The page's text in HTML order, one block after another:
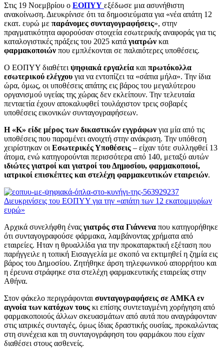
Στις 19 Νοεμβρίου ο ΕΟΠΥΥ εξέδωσε μια ασυνήθιστη
ανακοίνωση. Διευκρίνισε ότι τα δημοσιεύματα για «νέα απάτη 12
εκατ. ευρώ με παράνομες συνταγογραφήσεις», στην
πραγματικότητα αφορούσαν στοιχεία εσωτερικής αναφοράς για τις
καταλογιστικές πράξεις του 2025 κατά γιατρών και
φαρμακοποιών που εμπλέκονται σε παλαιότερες υποθέσεις.
Ο ΕΟΠΥΥ διαθέτει ψηφιακά εργαλεία και πρωτόκολλα
εσωτερικού ελέγχου για να εντοπίζει τα «σάπια μήλα». Την ίδια
ώρα, όμως, οι υποθέσεις απάτης εις βάρος του μεγαλύτερου
οργανισμού υγείας της χώρας δεν εκλείπουν. Την τελευταία
πενταετία έχουν αποκαλυφθεί τουλάχιστον τρεις σοβαρές
υποθέσεις εικονικών συνταγογραφήσεων.
Η «Κ» είδε μέρος των δικαστικών εγγράφων για μία από τις
υποθέσεις που παραμένει ανοιχτή στην ανάκριση. Την υπόθεση
χειρίστηκαν οι Εσωτερικές Υποθέσεις – είχαν τότε συλληφθεί 13
άτομα, ενώ κατηγορούνται περισσότερα από 140, μεταξύ αυτών
ιδιώτες γιατροί και γιατροί του Δημοσίου, φαρμακοποιοί,
ιατρικοί επισκέπτες και στελέχη φαρμακευτικών εταιρειών.
Διευκρινίσεις του ΕΟΠΥΥ για την «απάτη των 12 εκατομμυρίων
ευρώ»
Αρχικά συνελήφθη ένας γιατρός στα Γιάννενα που κατηγορήθηκε
ότι συνταγογραφούσε φάρμακα, λαμβάνοντας χρήματα από
εταιρείες. Hταν η θρυαλλίδα για την προκαταρκτική εξέταση που
παρήγγειλε η τοπική Εισαγγελία με σκοπό να εκτιμηθεί η ζημία εις
βάρος του Δημοσίου. Ζητήθηκε άρση τηλεφωνικού απορρήτου και
η έρευνα στράφηκε στα στελέχη φαρμακευτικής εταιρείας στην
Αθήνα.
Στον φάκελο περιγράφονται συνταγογραφήσεις σε ΑΜΚΑ εν
αγνοία των κατόχων τους κι επίσης συντεταγμένη χορήγηση από
φαρμακοποιούς άλλων σκευασμάτων από αυτά που αναγράφονταν
στις ιατρικές συνταγές, όμως ίδιας δραστικής ουσίας, προκαλώντας
στη συνέχεια και τη συνταγογράφηση του φαρμάκου που είχαν
διαθέσει στους ασθενείς.